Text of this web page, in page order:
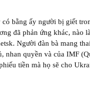
bằng ấy người bị giết
đã phản ứng khác, nào
Người đàn bà mang thai
nhan quyền và của IMF
tiền mà họ sẽ cho